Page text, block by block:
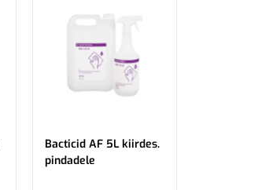
Bacticid AF 5L kiirdes.
pindadele